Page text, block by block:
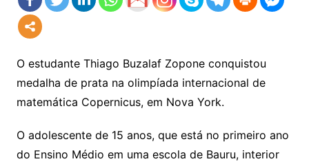
O estudante Thiago Buzalaf Zopone conquistou
medalha de prata na olimpíada internacional de
matemática Copernicus, em Nova York.
O adolescente de 15 anos, que está no primeiro ano
do Ensino Médio em uma escola de Bauru, interior